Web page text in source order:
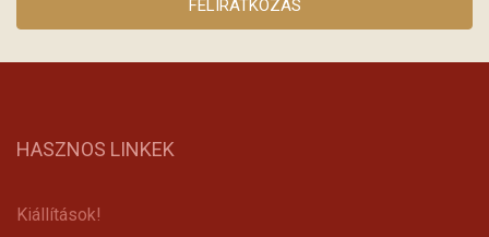
HASZNOS LINKEK
Kiállítások!